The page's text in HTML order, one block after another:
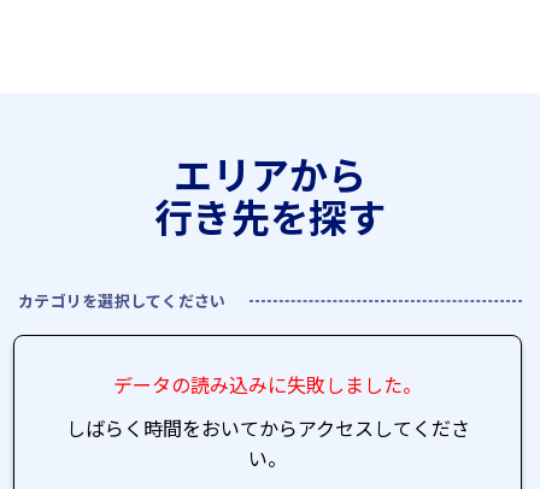
エリアから
行き先を探す
カテゴリを選択してください
データの読み込みに失敗しました。
しばらく時間をおいてからアクセスしてくださ
い。